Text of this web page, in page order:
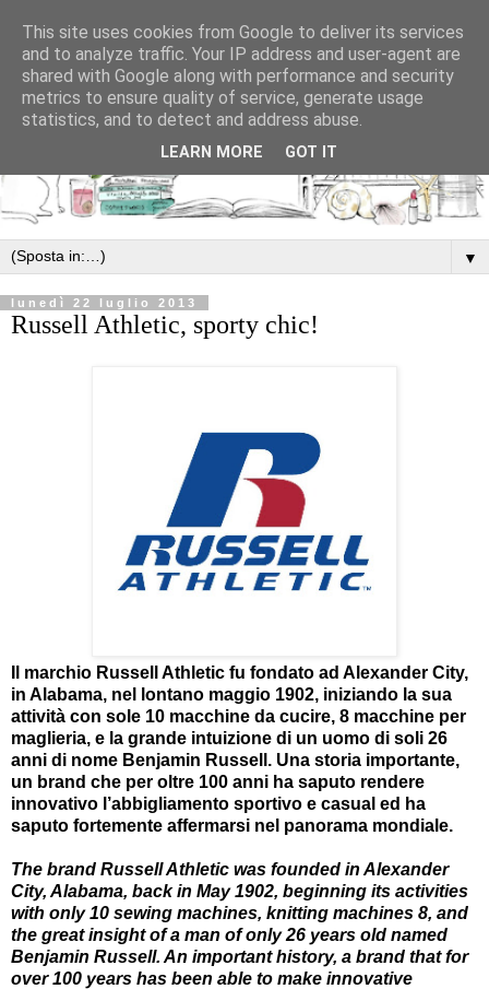
▼
lunedì 22 luglio 2013
Russell Athletic, sporty chic!
Il marchio Russell Athletic fu fondato ad Alexander City,
in Alabama, nel lontano maggio 1902, iniziando la sua
attività con sole 10 macchine da cucire, 8 macchine per
maglieria, e la grande intuizione di un uomo di soli 26
anni di nome Benjamin Russell. Una storia importante,
un brand che per oltre 100 anni ha saputo rendere
innovativo l’abbigliamento sportivo e casual ed ha
saputo fortemente affermarsi nel panorama mondiale.
The brand Russell Athletic was founded in Alexander
City, Alabama, back in May 1902, beginning its activities
with only 10 sewing machines, knitting machines 8, and
the great insight of a man of only 26 years old named
Benjamin Russell. An important history, a brand that for
over 100 years has been able to make innovative
This site uses cookies from Google to deliver its services
and to analyze traffic. Your IP address and user-agent are
shared with Google along with performance and security
metrics to ensure quality of service, generate usage
statistics, and to detect and address abuse.
LEARN MORE GOT IT